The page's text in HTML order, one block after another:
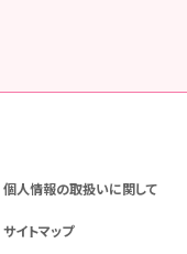
個人情報の取扱いに関して
サイトマップ